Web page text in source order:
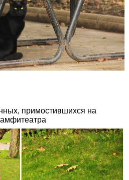
примостившихся на